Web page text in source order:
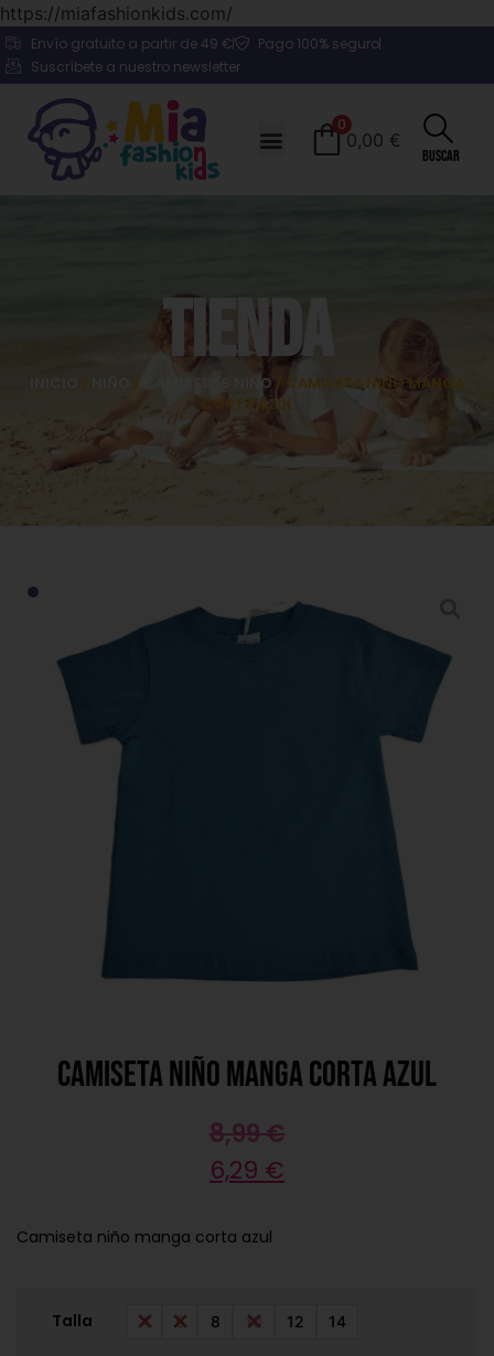
https://miafashionkids.com/
Envío gratuito a partir de 49 €
Pago 100% seguro
Suscríbete a nuestro newsletter
0
0,00 €
Buscar
Tienda
/ / CAMISETAS NIÑO/ CAMISETA NIÑO MANGA
CORTA AZUL
Camiseta niño manga corta azul
8,99€
6,29 €
Camiseta niño manga corta azul
Talla 4 6 8 10 12 14